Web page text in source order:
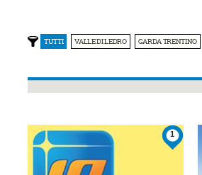
TUTTI VALLE DI LEDRO GARDA TRENTINO
1